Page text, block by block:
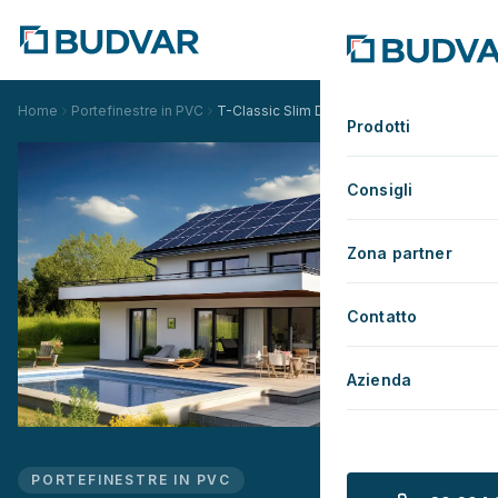
Prodotti
Consigli
Zona partner
Contatto
Azienda
Home Portefinestre in PVC T-Classic Slim Di restauro
PORTEFINESTRE IN PVC